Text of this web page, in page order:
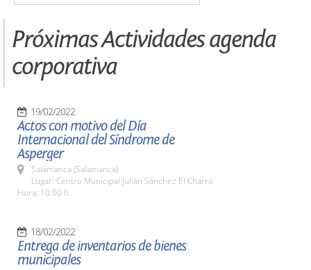
Próximas Actividades agenda
corporativa
19/02/2022
Actos con motivo del Día
Internacional del Síndrome de
Asperger
Salamanca (Salamanca)
Lugar: Centro Municipal Julián Sánchez El Charro
Hora: 10:00 h.
18/02/2022
Entrega de inventarios de bienes
municipales